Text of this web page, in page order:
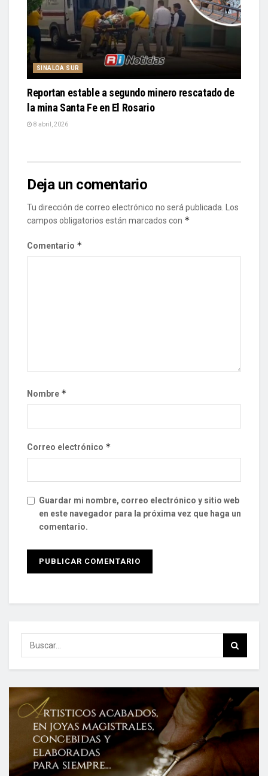
SINALOA SUR
Reportan estable a segundo minero rescatado de
la mina Santa Fe en El Rosario
8 abril, 2026
Deja un comentario
Tu dirección de correo electrónico no será publicada.
Los
campos obligatorios están marcados con *
Comentario *
Nombre *
Correo electrónico *
Guardar mi nombre, correo electrónico y sitio web
en este navegador para la próxima vez que haga un
comentario.